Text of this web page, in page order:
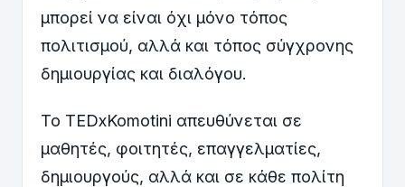
μπορεί να είναι όχι μόνο τόπος
πολιτισμού, αλλά και τόπος σύγχρονης
δημιουργίας και διαλόγου.
Το TEDxKomotini απευθύνεται σε
μαθητές, φοιτητές, επαγγελματίες,
δημιουργούς, αλλά και σε κάθε πολίτη